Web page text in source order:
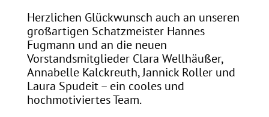
Herzlichen Glückwunsch auch an unseren
großartigen Schatzmeister Hannes
Fugmann und an die neuen
Vorstandsmitglieder Clara Wellhäußer,
Annabelle Kalckreuth, Jannick Roller und
Laura Spudeit – ein cooles und
hochmotiviertes Team.